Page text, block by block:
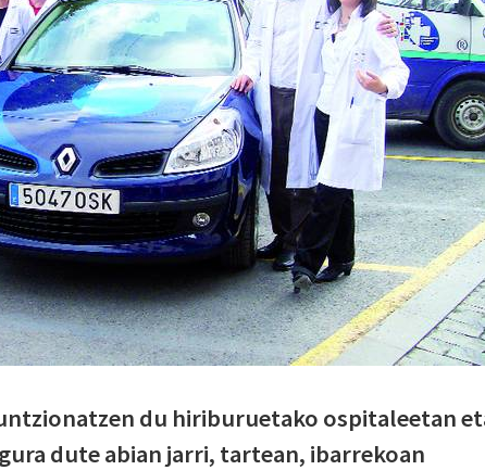
du hiriburuetako ospitaleetan
dute abian jarri, tartean, ibarrekoan